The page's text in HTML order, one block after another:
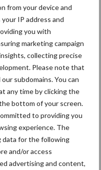
from your device and
IP address and
you with
marketing campaign
collecting precise
Please note that
subdomains. You can
any time by clicking the
bottom of your screen.
to providing you
experience. The
data for the following
and/or access
advertising and content,
zowel chauffeurs als
de instellingen en het
nauw samen met klanten
om continue
de hoogte van de
en pas deze toe in
van
als Bemest op z’n